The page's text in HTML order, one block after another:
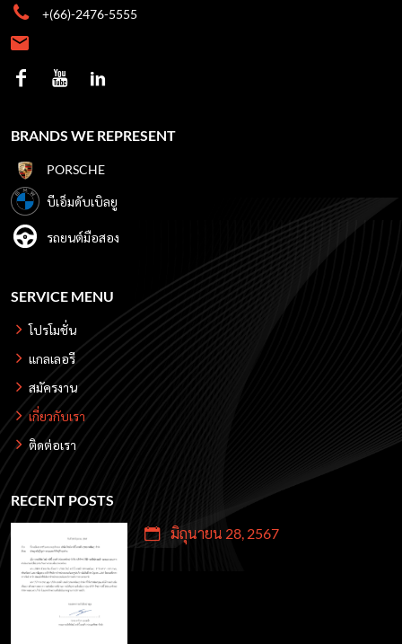
+(66)-2476-5555
BRANDS WE REPRESENT
PORSCHE
บีเอ็มดับเบิลยู
รถยนต์มือสอง
SERVICE MENU
โปรโมชั่น
แกลเลอรี
สมัครงาน
เกี่ยวกับเรา
ติดต่อเรา
RECENT POSTS
มิถุนายน 28, 2567